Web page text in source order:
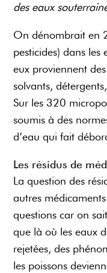
des eaux
On dénombrait en
pesticides) dans les
eux proviennent
solvants,
Sur les 320
soumis à des
d’eau qui fait
Les résidus de
La question des
autres
questions car on
que là où les eaux
rejetées, des
les poissons